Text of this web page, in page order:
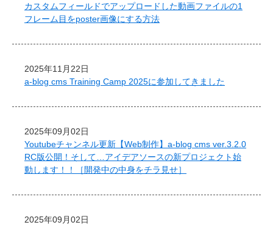
カスタムフィールドでアップロードした動画ファイルの1
フレーム目をposter画像にする方法
2025年11月22日
a-blog cms Training Camp 2025に参加してきました
2025年09月02日
Youtubeチャンネル更新【Web制作】a-blog cms ver.3.2.0
RC版公開！そして…アイデアソースの新プロジェクト始
動します！！［開発中の中身をチラ見せ］
2025年09月02日